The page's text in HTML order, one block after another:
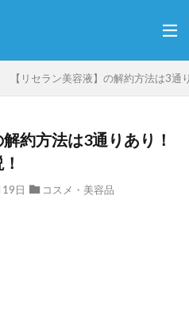
【リセラン美容液】の解約方法は3
約方法は3通りあり！
日 コスメ・美容品